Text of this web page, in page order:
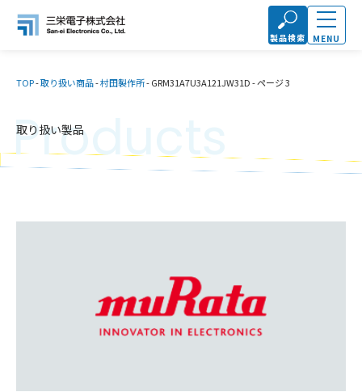
製品検索 MENU
TOP-取り扱い商品-村田製作所-GRM31A7U3A121JW31D-ページ 3
取り扱い製品
Products